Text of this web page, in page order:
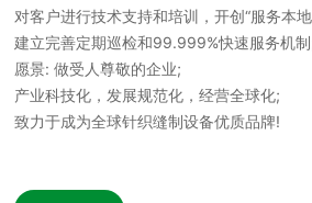
对客户进行技术支持和培训，开创“服务本
建立完善定期巡检和99.999%快速服务机
愿景: 做受人尊敬的企业;
产业科技化，发展规范化，经营全球化;
致力于成为全球针织缝制设备优质品牌!